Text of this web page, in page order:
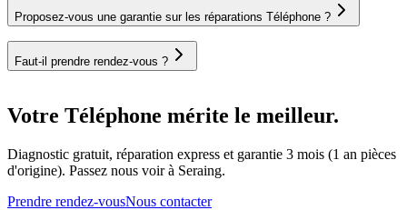
Proposez-vous une garantie sur les réparations Téléphone ?
Faut-il prendre rendez-vous ?
Votre Téléphone mérite le meilleur.
Diagnostic gratuit, réparation express et garantie 3 mois (1 an pièces
d'origine). Passez nous voir à Seraing.
Prendre rendez-vousNous contacter